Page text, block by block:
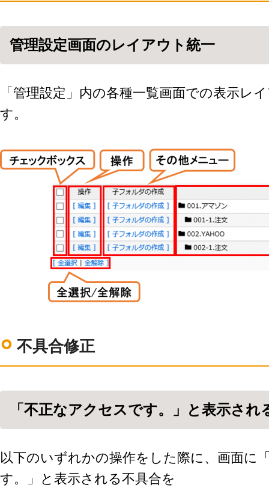
管理設定画面のレイアウト統一
「管理設定」内の各種一覧画面での表示レ
す。
不具合修正
「不正なアクセスです。」と表示され
以下のいずれかの操作をした際に、画面に
す。」と表示される不具合を